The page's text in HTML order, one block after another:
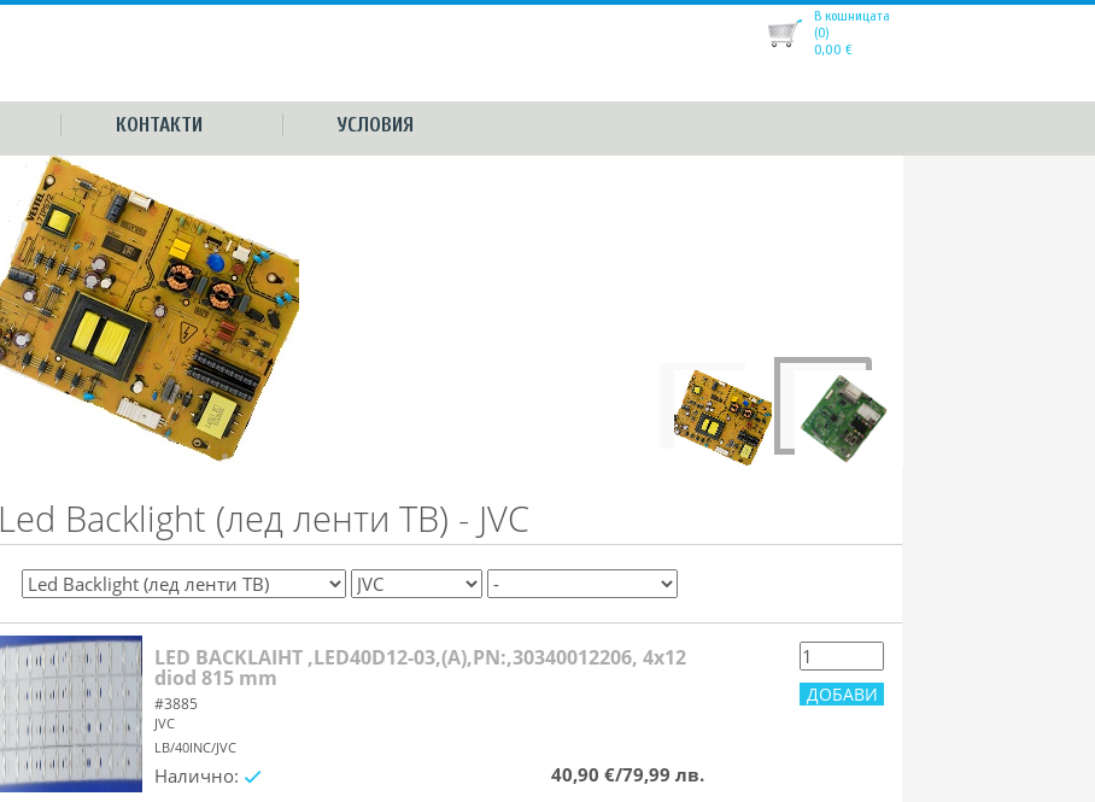
КОНТАКТИ УСЛОВИЯ
В кошницата
(0)
0,00 €
Led Backlight (лед ленти ТВ) - JVC
LED BACKLAIHT ,LED40D12-03,(A),PN:,30340012206, 4x12
diod 815 mm
#3885
JVC
LB/40INC/JVC
Налично: 40,90 €/79,99 лв.